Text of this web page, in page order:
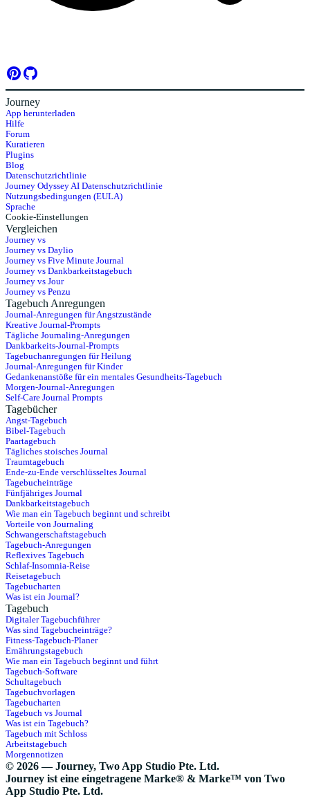
Journey
App herunterladen
Hilfe
Forum
Kuratieren
Plugins
Blog
Datenschutzrichtlinie
Journey Odyssey AI Datenschutzrichtlinie
Nutzungsbedingungen (EULA)
Sprache
Cookie-Einstellungen
Vergleichen
Journey vs
Journey vs Daylio
Journey vs Five Minute Journal
Journey vs Dankbarkeitstagebuch
Journey vs Jour
Journey vs Penzu
Tagebuch Anregungen
Journal-Anregungen für Angstzustände
Kreative Journal-Prompts
Tägliche Journaling-Anregungen
Dankbarkeits-Journal-Prompts
Tagebuchanregungen für Heilung
Journal-Anregungen für Kinder
Gedankenanstöße für ein mentales Gesundheits-Tagebuch
Morgen-Journal-Anregungen
Self-Care Journal Prompts
Tagebücher
Angst-Tagebuch
Bibel-Tagebuch
Paartagebuch
Tägliches stoisches Journal
Traumtagebuch
Ende-zu-Ende verschlüsseltes Journal
Tagebucheinträge
Fünfjähriges Journal
Dankbarkeitstagebuch
Wie man ein Tagebuch beginnt und schreibt
Vorteile von Journaling
Schwangerschaftstagebuch
Tagebuch-Anregungen
Reflexives Tagebuch
Schlaf-Insomnia-Reise
Reisetagebuch
Tagebucharten
Was ist ein Journal?
Tagebuch
Digitaler Tagebuchführer
Was sind Tagebucheinträge?
Fitness-Tagebuch-Planer
Ernährungstagebuch
Wie man ein Tagebuch beginnt und führt
Tagebuch-Software
Schultagebuch
Tagebuchvorlagen
Tagebucharten
Tagebuch vs Journal
Was ist ein Tagebuch?
Tagebuch mit Schloss
Arbeitstagebuch
Morgennotizen
© 2026 — Journey, Two App Studio Pte. Ltd.
Journey ist eine eingetragene Marke® & Marke™ von Two
App Studio Pte. Ltd.